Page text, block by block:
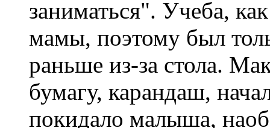
заниматься". Учеба,
мамы, поэтому был
раньше из-за стола.
бумагу, карандаш,
покидало малыша,